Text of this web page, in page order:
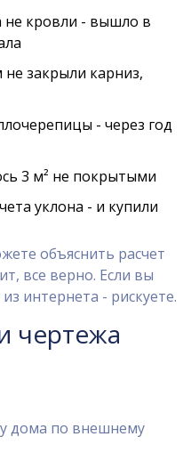
кровли - вышло в
закрыли карниз,
- через год
3 м² не покрытыми
уклона - и купили
объяснить расчет
все верно. Если вы
интернета - рискуете.
чертежа
дома по внешнему